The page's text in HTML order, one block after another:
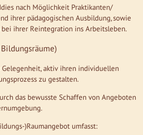
nach Möglichkeit Praktikanten/
ihrer pädagogischen Ausbildung, sowie
ihrer Reintegration ins Arbeitsleben.
aktiv ihren individuellen
zu gestalten.
das bewusste Schaffen von Angeboten
)Raumangebot umfasst: